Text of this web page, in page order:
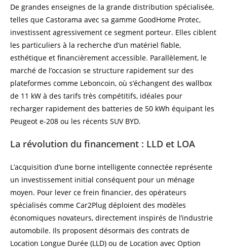
De grandes enseignes de la grande distribution spécialisée,
telles que Castorama avec sa gamme GoodHome Protec,
investissent agressivement ce segment porteur. Elles ciblent
les particuliers à la recherche d’un matériel fiable,
esthétique et financièrement accessible. Parallèlement, le
marché de l’occasion se structure rapidement sur des
plateformes comme Leboncoin, où s’échangent des wallbox
de 11 kW à des tarifs très compétitifs, idéales pour
recharger rapidement des batteries de 50 kWh équipant les
Peugeot e-208 ou les récents SUV BYD.
La révolution du financement : LLD et LOA
L’acquisition d’une borne intelligente connectée représente
un investissement initial conséquent pour un ménage
moyen. Pour lever ce frein financier, des opérateurs
spécialisés comme Car2Plug déploient des modèles
économiques novateurs, directement inspirés de l’industrie
automobile. Ils proposent désormais des contrats de
Location Longue Durée (LLD) ou de Location avec Option